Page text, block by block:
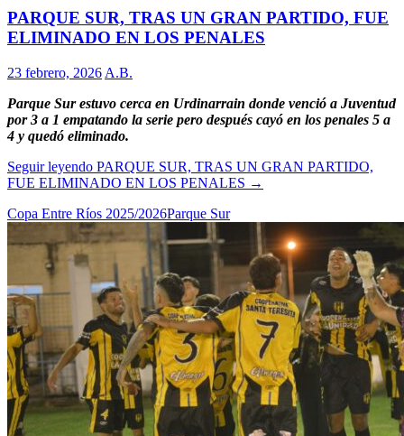
PARQUE SUR, TRAS UN GRAN PARTIDO, FUE
ELIMINADO EN LOS PENALES
23 febrero, 2026 A.B.
Parque Sur estuvo cerca en Urdinarrain donde venció a Juventud
por 3 a 1 empatando la serie pero después cayó en los penales 5 a
4 y quedó eliminado.
Seguir leyendo PARQUE SUR, TRAS UN GRAN PARTIDO,
FUE ELIMINADO EN LOS PENALES →
Copa Entre Ríos 2025/2026Parque Sur